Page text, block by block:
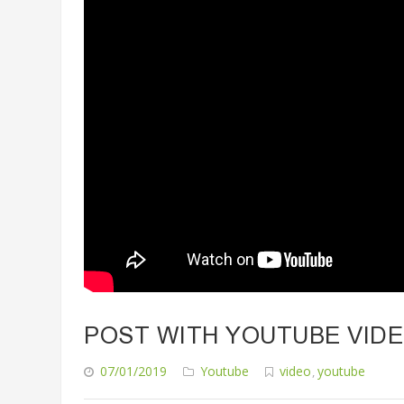
POST WITH YOUTUBE
07/01/2019 Youtube video,youtube